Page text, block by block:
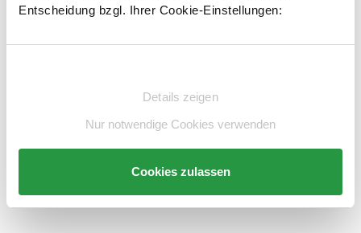
Entscheidung bzgl. Ihrer Cookie-Einstellungen:
Details zeigen
Nur notwendige Cookies verwenden
Cookies zulassen
Anschlagwinkel
500,99 € inkl. MwSt.
Aluminium-Überfahrbrücke mit
Anschlagwinkel
Artikelnummer: